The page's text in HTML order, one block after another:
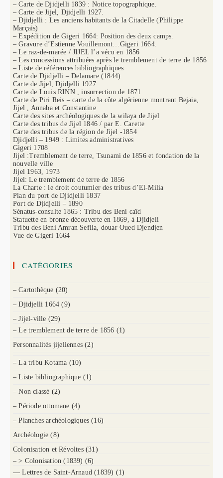
– Carte de Djidjelli 1839 : Notice topographique.
– Carte de Jijel, Djidjelli 1927.
– Djidjelli : Les anciens habitants de la Citadelle (Philippe
Marçais)
– Expédition de Gigeri 1664: Position des deux camps.
– Gravure d’Estienne Vouillemont…Gigeri 1664.
– Le raz-de-marée / JIJEL l’a vécu en 1856
– Les concessions attribuées après le tremblement de terre de 1856
– Liste de références bibliographiques
Carte de Djidjelli – Delamare (1844)
Carte de Jijel, Djidjelli 1927
Carte de Louis RINN , insurrection de 1871
Carte de Piri Reis – carte de la côte algérienne montrant Bejaia,
Jijel , Annaba et Constantine
Carte des sites archéologiques de la wilaya de Jijel
Carte des tribus de Jijel 1846 / par E. Carette
Carte des tribus de la région de Jijel -1854
Djidjelli – 1949 : Limites administratives
Gigeri 1708
Jijel :Tremblement de terre, Tsunami de 1856 et fondation de la
nouvelle ville
Jijel 1963, 1973
Jijel: Le tremblement de terre de 1856
La Charte : le droit coutumier des tribus d’El-Milia
Plan du port de Djidjelli 1837
Port de Djidjelli – 1890
Sénatus-consulte 1865 : Tribu des Beni caïd
Statuette en bronze découverte en 1869, à Djidjeli
Tribu des Beni Amran Seflia, douar Oued Djendjen
Vue de Gigeri 1664
CATÉGORIES
– Cartothèque (20)
– Djidjelli 1664 (9)
– Jijel-ville (29)
– Le tremblement de terre de 1856 (1)
Personnalités jijeliennes (2)
– La tribu Kotama (10)
– Liste bibliographique (1)
– Non classé (2)
– Période ottomane (4)
– Planches archéologiques (16)
Archéologie (8)
Colonisation et Révoltes (31)
– > Colonisation (1839) (6)
— Lettres de Saint-Arnaud (1839) (1)